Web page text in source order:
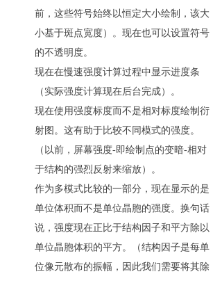
前，这些符号始终以恒定大小绘制，该大
小基于斑点宽度）。现在也可以设置符号
的不透明度。
现在在慢速强度计算过程中显示进度条
（实际强度计算现在后台完成）。
现在使用强度标度而不是相对标度绘制衍
射图。这有助于比较不同模式的强度。
（以前，屏幕强度-即绘制点的变暗-相对
于结构的强烈反射来缩放）。
作为多模式比较的一部分，现在显示的是
单位体积而不是单位晶胞的强度。换句话
说，强度现在正比于结构因子和平方除以
单位晶胞体积的平方。（结构因子是每单
位像元散布的振幅，因此我们需要将其除